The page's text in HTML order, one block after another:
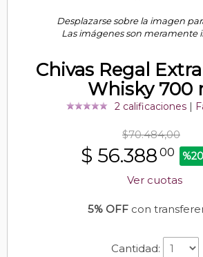
Desplazarse sobre la imagen
Las imágenes son meramente
Chivas Regal
Whisky 700
2 calificaciones|
$70.484,00
$ 56.388 00
Ver cuotas
5% OFFcon
Cantidad: